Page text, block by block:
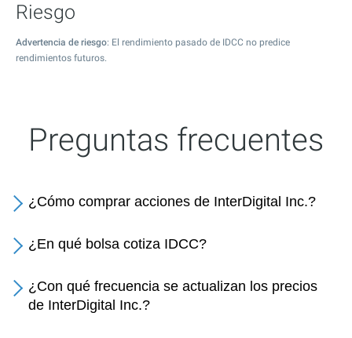
Riesgo
Advertencia de riesgo: El rendimiento pasado de IDCC no predice
rendimientos futuros.
Preguntas frecuentes
¿Cómo comprar acciones de InterDigital Inc.?
¿En qué bolsa cotiza IDCC?
¿Con qué frecuencia se actualizan los precios
de InterDigital Inc.?